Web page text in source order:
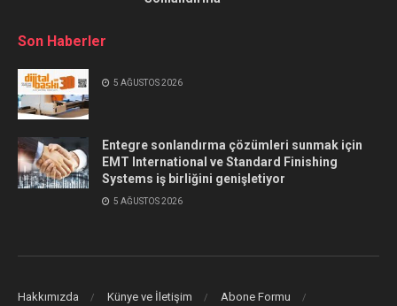
Son Haberler
5 AĞUSTOS 2026
Entegre sonlandırma çözümleri sunmak için
EMT International ve Standard Finishing
Systems iş birliğini genişletiyor
5 AĞUSTOS 2026
Hakkımızda Künye ve İletişim Abone Formu